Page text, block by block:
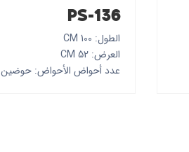
PS-136
الطول: 100 CM
العرض: 52 CM
عدد أحواض الأحواض: حوضين